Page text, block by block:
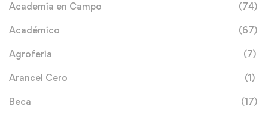
Academia en Campo (74)
Académico (67)
Agroferia (7)
Arancel Cero (1)
Beca (17)